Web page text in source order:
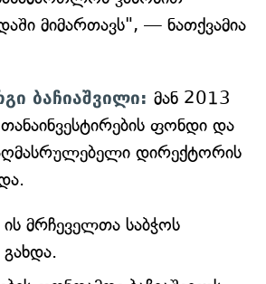
მიმართავს", — ნათქვამია
ბაჩიაშვილი: მან 2013
ფონდი და
დირექტორის
მრჩეველთა საბჭოს